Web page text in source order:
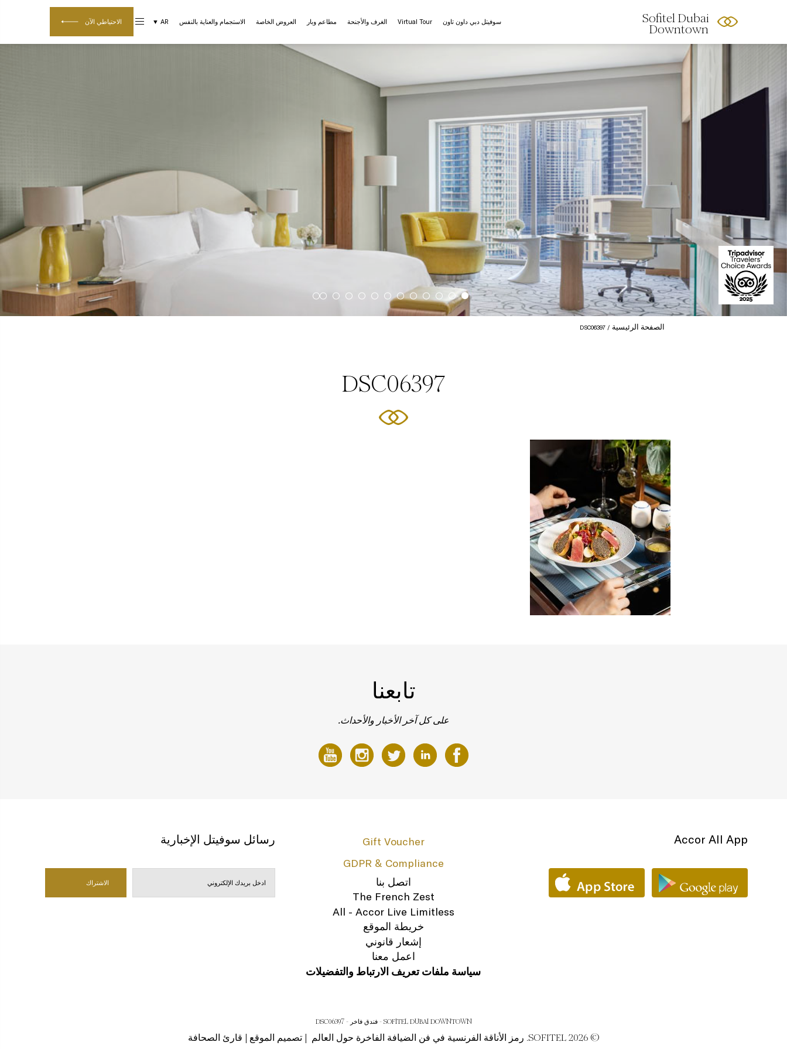
Sofitel Dubai
Downtown
الاحتياطي الآن سوفيتل دبي داون تاون Virtual Tour الغرف والأجنحة مطاعم وبار العروض الخاصة الاستجمام والعناية بالنفس AR ▼
الصفحة الرئيسية DSC06397
DSC06397
تابعنا
على كل آخر الأخبار والأحداث.
رسائل سوفيتل الإخبارية
Gift Voucher
GDPR & Compliance
اتصل بنا
The French Zest
All - Accor Live Limitless
خريطة الموقع
إشعار قانوني
اعمل معنا
سياسة ملفات تعريف الارتباط والتفضيلات
Accor All App
SOFITEL DUBAI DOWNTOWN - فندق فاخر - DSC06397
© SOFITEL 2026. رمز الأناقة الفرنسية في فن الضيافة الفاخرة حول العالم | تصميم الموقع | قارئ الصحافة